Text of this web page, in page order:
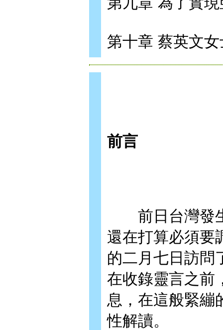
第十章 蔡英文
前言
前日台灣發生
還在打算必須要
的二月七日訪問
在收錄靈言之前
息，在這般緊繃
性解讀。